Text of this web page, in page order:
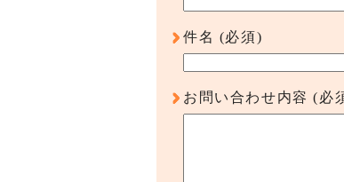
件名 (必須)
お問い合わせ内容 (必